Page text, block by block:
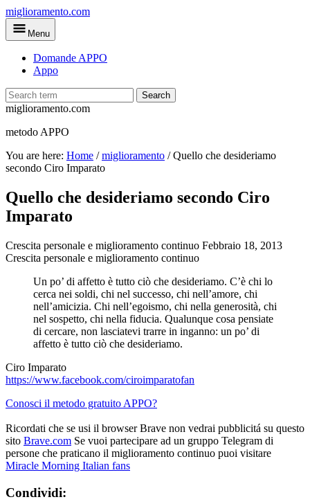
Skip
to
main
miglioramento.com
Menu
Domande APPO
Appo
Search
miglioramento.com
metodo APPO
You are here: Home /miglioramento /Quello che desideriamo
secondo Ciro Imparato
Quello che desideriamo secondo Ciro
Imparato
Crescita personale e miglioramento continuo Febbraio 18, 2013
Crescita personale e miglioramento continuo
Un po’ di affetto è tutto ciò che desideriamo. C’è chi lo
cerca nei soldi, chi nel successo, chi nell’amore, chi
nell’amicizia. Chi nell’egoismo, chi nella generosità, chi
nel sospetto, chi nella fiducia. Qualunque cosa pensiate
di cercare, non lasciatevi trarre in inganno: un po’ di
affetto è tutto ciò che desideriamo.
Ciro Imparato
https://www.facebook.com/ciroimparatofan
Conosci il metodo gratuito APPO?
Ricordati che se usi il browser Brave non vedrai pubblicitá su questo
sito Brave.com Se vuoi partecipare ad un gruppo Telegram di
persone che praticano il miglioramento continuo puoi visitare
Miracle Morning Italian fans
Condividi: